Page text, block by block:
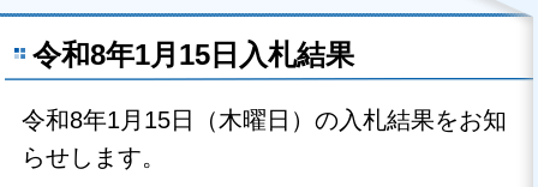
令和8年1月15日入札結果
令和8年1月15日（木曜日）の入札結果をお知
らせします。